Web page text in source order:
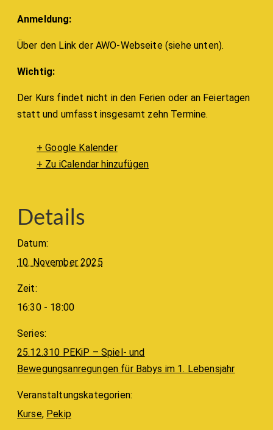
Anmeldung:
Über den Link der AWO-Webseite (siehe unten).
Wichtig:
Der Kurs findet nicht in den Ferien oder an Feiertagen
statt und umfasst insgesamt zehn Termine.
+ Google Kalender
+ Zu iCalendar hinzufügen
Details
Datum:
10. November 2025
Zeit:
16:30 - 18:00
Series:
25.12.310 PEKiP – Spiel- und
Bewegungsanregungen für Babys im 1. Lebensjahr
Veranstaltungskategorien:
Kurse, Pekip